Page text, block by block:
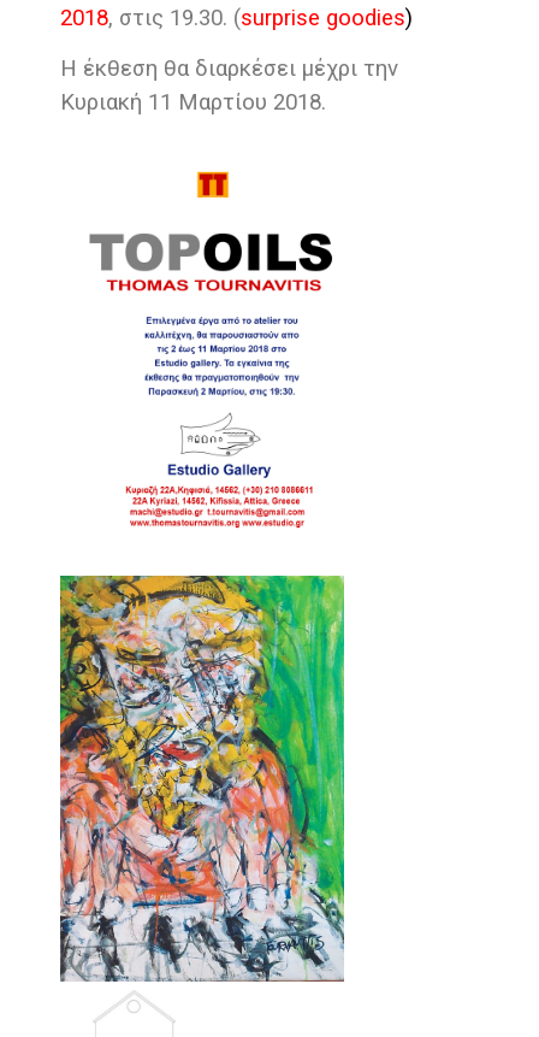
2018, στις 19.30. (surprise goodies)
Η έκθεση θα διαρκέσει μέχρι την
Κυριακή 11 Μαρτίου 2018.